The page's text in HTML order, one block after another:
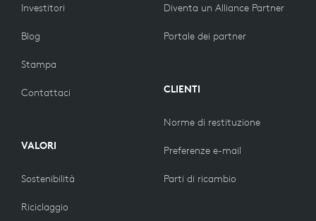
Investitori
Blog
Stampa
Contattaci
VALORI
Sostenibilità
Riciclaggio
Diventa un Alliance Partner
Portale dei partner
CLIENTI
Norme di restituzione
Preferenze e-mail
Parti di ricambio